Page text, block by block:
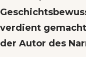
verdient gemacht
der Autor des